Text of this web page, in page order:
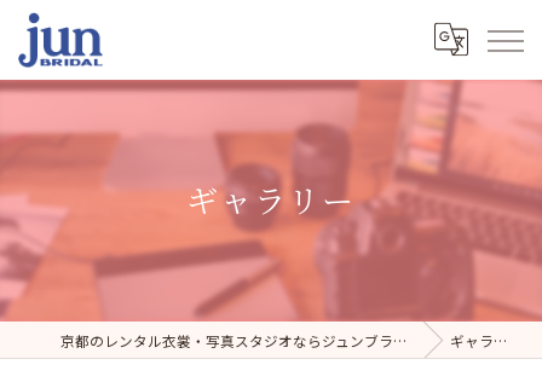
ギャラリー
京都のレンタル衣裳・写真スタジオならジュンブライダル ギャラリー